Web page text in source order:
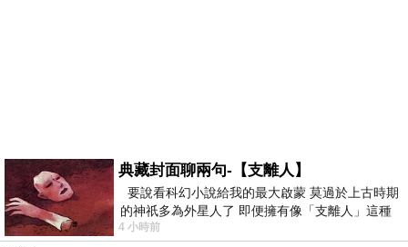
典藏封面聊兩句-【支離人】
要說看科幻小說給我的最大啟蒙 莫過於上古時期
的神祇多為外星人了 即便擁有像「支離人」這種
驚世駭俗的神通法門 也未必讀
4 小時前